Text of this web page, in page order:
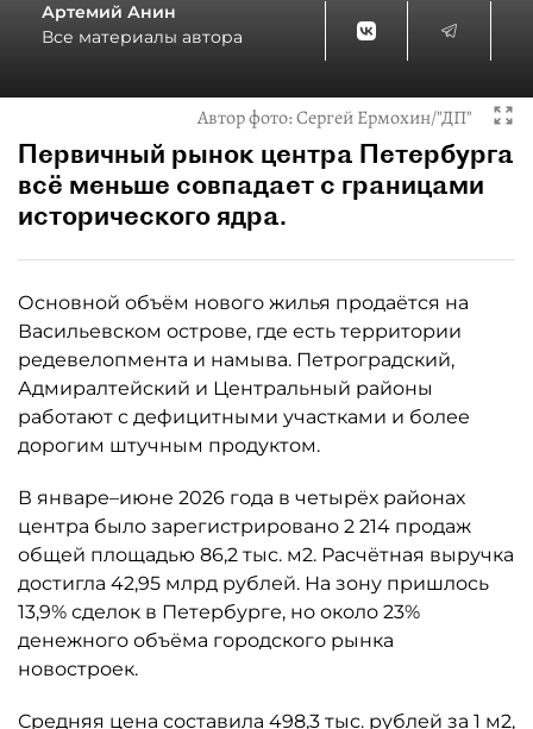
Артемий Анин
Все материалы автора
Автор фото:Сергей Ермохин/"ДП"
Первичный рынок центра Петербурга
всё меньше совпадает с границами
исторического ядра.
Основной объём нового жилья продаётся на
Васильевском острове, где есть территории
редевелопмента и намыва. Петроградский,
Адмиралтейский и Центральный районы
работают с дефицитными участками и более
дорогим штучным продуктом.
В январе–июне 2026 года в четырёх районах
центра было зарегистрировано 2 214 продаж
общей площадью 86,2 тыс. м2. Расчётная выручка
достигла 42,95 млрд рублей. На зону пришлось
13,9% сделок в Петербурге, но около 23%
денежного объёма городского рынка
новостроек.
Средняя цена составила 498,3 тыс. рублей за 1 м2,